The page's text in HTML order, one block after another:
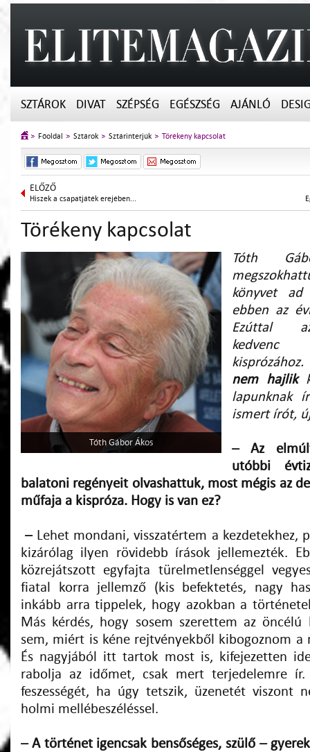
SZTÁROK DIVAT SZÉPSÉG EGÉSZSÉG AJÁNLÓ
Főoldal Sztárok Sztárinterjúk Törékeny kapcsolat
ELŐZŐ
Hiszek a csapatjáték erejében...
Törékeny kapcsolat
Tóth Gábor Ákos
Tóth
könyvet ad
ebben az
Ezúttal
nem hajlik
lapunknak
ismert írót,
– Az
utóbbi
balatoni regényeit olvashattuk, most mégis az
műfaja a kispróza. Hogy is van ez?
– Lehet mondani, visszatértem a kezdetekhez,
kizárólag ilyen rövidebb írások jellemezték.
közrejátszott egyfajta türelmetlenséggel
fiatal korra jellemző (kis befektetés, nagy
inkább arra tippelek, hogy azokban a
Más kérdés, hogy sosem szerettem az öncélú
sem, miért is kéne rejtvényekből kibogoznom a
És nagyjából itt tartok most is, kifejezetten
rabolja az időmet, csak mert terjedelemre
feszességét, ha úgy tetszik, üzenetét viszont
holmi mellébeszéléssel.
– A történet igencsak bensőséges, szülő –